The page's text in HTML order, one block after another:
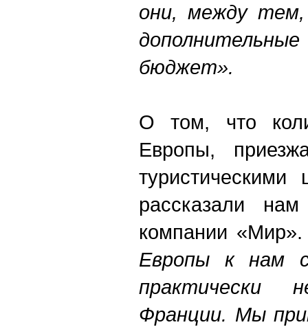
они, между
дополнительные
бюджет».
О том, что
Европы,
туристическими
рассказали
компании «Мир».
Европы к нам
практически
Франции. Мы